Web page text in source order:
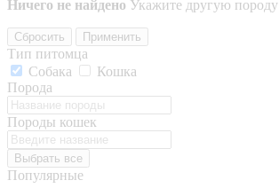
Ничего не найдено Укажите другую породу
Сбросить Применить
Тип питомца
Собака
Кошка
Порода
Породы кошек
Выбрать все
Популярные